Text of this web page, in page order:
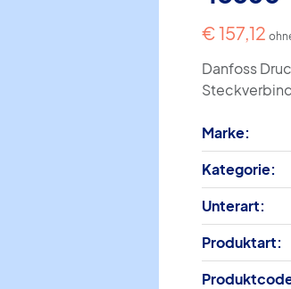
€157,12
Danfoss
Marke:
Kategorie:
Unterart:
Produktart: